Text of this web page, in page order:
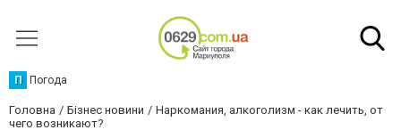
П Погода
Головна Бізнес новини
Наркомания, алкоголизм - как лечить, от
чего возникают?